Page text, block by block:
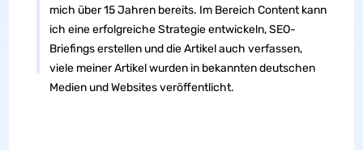
mich über 15 Jahren bereits. Im Bereich Content kann
ich eine erfolgreiche Strategie entwickeln, SEO-
Briefings erstellen und die Artikel auch verfassen,
viele meiner Artikel wurden in bekannten deutschen
Medien und Websites veröffentlicht.